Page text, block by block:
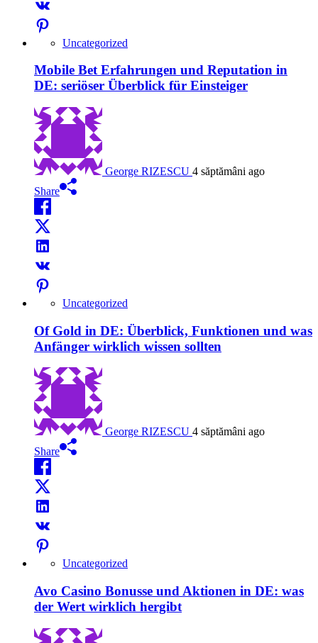
Uncategorized
Mobile Bet Erfahrungen und Reputation in
DE: seriöser Überblick für Einsteiger
George RIZESCU 4 săptămâni ago
Share
Uncategorized
Of Gold in DE: Überblick, Funktionen und was
Anfänger wirklich wissen sollten
George RIZESCU 4 săptămâni ago
Share
Uncategorized
Avo Casino Bonusse und Aktionen in DE: was
der Wert wirklich hergibt